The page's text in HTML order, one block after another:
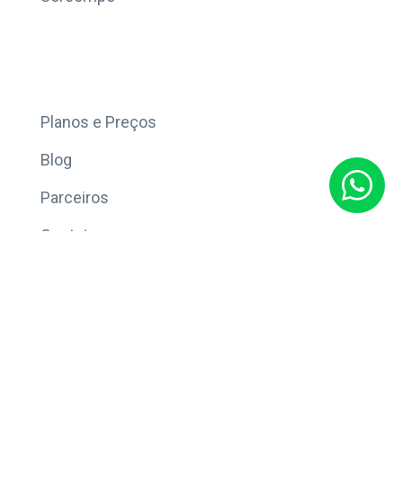
Planos e Preços
Blog
Parceiros
Contato